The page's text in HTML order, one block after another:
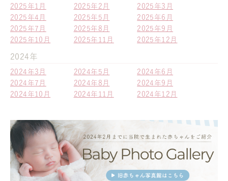
2025年1月 2025年2月
2025年3月
2025年4月
2025年5月
2025年6月
2025年7月
2025年8月
2025年9月
2025年10月
2025年11月 2025年12月
2024年
2024年3月 2024年5月
2024年6月
2024年7月
2024年8月
2024年9月
2024年10月
2024年11月 2024年12月